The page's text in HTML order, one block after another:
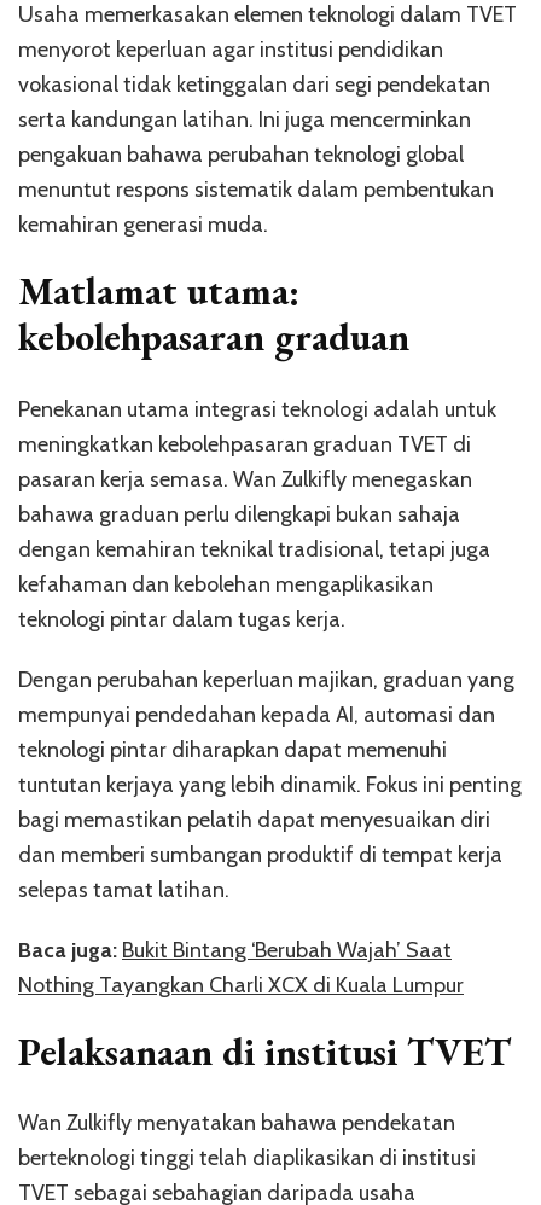
Usaha memerkasakan elemen teknologi dalam TVET
menyorot keperluan agar institusi pendidikan
vokasional tidak ketinggalan dari segi pendekatan
serta kandungan latihan. Ini juga mencerminkan
pengakuan bahawa perubahan teknologi global
menuntut respons sistematik dalam pembentukan
kemahiran generasi muda.
Matlamat utama:
kebolehpasaran graduan
Penekanan utama integrasi teknologi adalah untuk
meningkatkan kebolehpasaran graduan TVET di
pasaran kerja semasa. Wan Zulkifly menegaskan
bahawa graduan perlu dilengkapi bukan sahaja
dengan kemahiran teknikal tradisional, tetapi juga
kefahaman dan kebolehan mengaplikasikan
teknologi pintar dalam tugas kerja.
Dengan perubahan keperluan majikan, graduan yang
mempunyai pendedahan kepada AI, automasi dan
teknologi pintar diharapkan dapat memenuhi
tuntutan kerjaya yang lebih dinamik. Fokus ini penting
bagi memastikan pelatih dapat menyesuaikan diri
dan memberi sumbangan produktif di tempat kerja
selepas tamat latihan.
Baca juga: Bukit Bintang ‘Berubah Wajah’ Saat
Nothing Tayangkan Charli XCX di Kuala Lumpur
Pelaksanaan di institusi TVET
Wan Zulkifly menyatakan bahawa pendekatan
berteknologi tinggi telah diaplikasikan di institusi
TVET sebagai sebahagian daripada usaha